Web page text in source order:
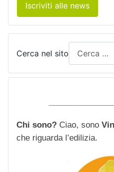
Iscriviti alle news
Cerca nel sito
Chi sono? Ciao, sono
che riguarda l’edilizia.